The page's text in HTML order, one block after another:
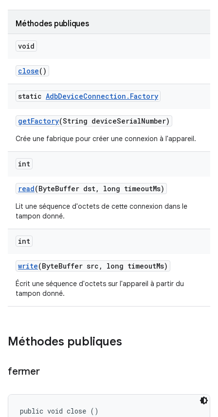
Méthodes publiques
void
close()
static AdbDeviceConnection . Factory
getFactory(String deviceSerialNumber)
Crée une fabrique pour créer une connexion à l'appareil.
int
read(ByteBuffer dst, long timeoutMs)
Lit une séquence d'octets de cette connexion dans le
tampon donné.
int
write(ByteBuffer src , long timeoutMs)
Écrit une séquence d'octets sur l'appareil à partir du
tampon donné.
Méthodes publiques
fermer
public void close ()